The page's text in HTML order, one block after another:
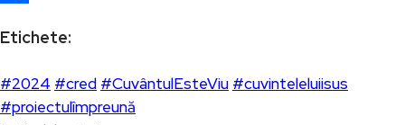
Etichete:
#2024 #cred #CuvântulEsteViu #cuvinteleluiisus
#proiectulîmpreună